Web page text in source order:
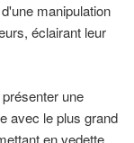
manipulation
éclairant leur
une
avec le plus grand
en vedette